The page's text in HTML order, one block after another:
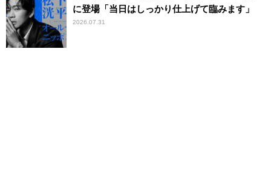
に登場「当日はしっかり仕上げて臨みます」
2026.07.31